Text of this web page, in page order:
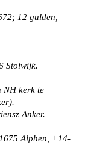
12 gulden,
Stolwijk.
NH kerk te
Anker.
Alphen, +14-